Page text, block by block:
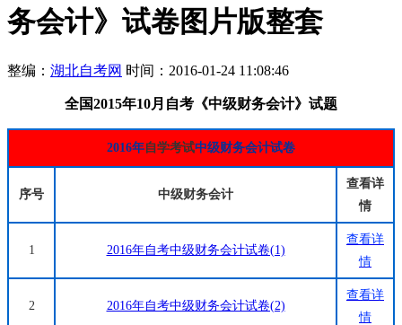
务会计》试卷图片版整套
整编： 湖北自考网 时间：2016-01-24 11:08:46
全国2015年10月自考《中级财务会计》试题
2016年自学考试中级财务会计试卷
序号 中级财务会计
查看详
情
1 2016年自考中级财务会计试卷(1)
查看详
情
2 2016年自考中级财务会计试卷(2)
查看详
情